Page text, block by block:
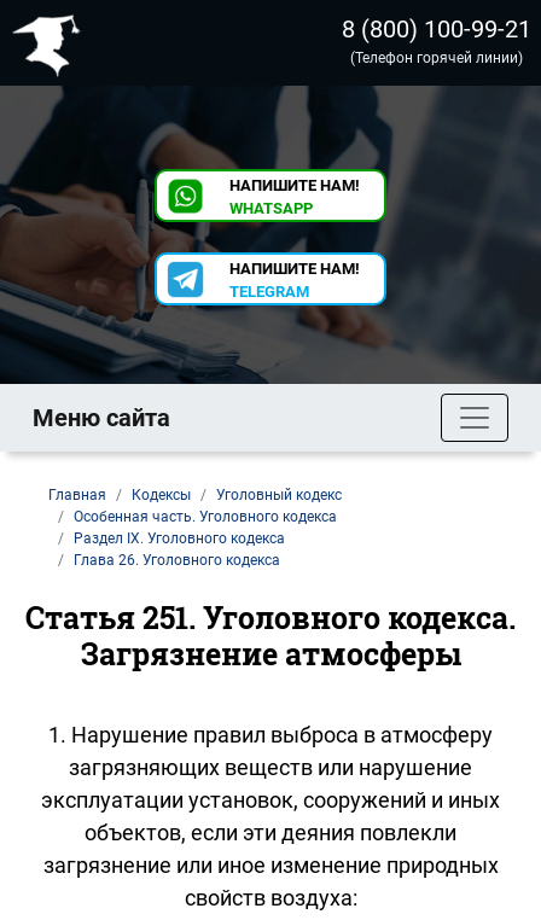
8 (800) 100-99-21
(Телефон горячей линии)
НАПИШИТЕ НАМ!
WHATSAPP
НАПИШИТЕ НАМ!
TELEGRAM
Меню сайта
Главная Кодексы
Уголовный кодекс
Особенная часть. Уголовного кодекса
Раздел IX. Уголовного кодекса
Глава 26. Уголовного кодекса
Статья 251. Уголовного кодекса.
Загрязнение атмосферы
1. Нарушение правил выброса в атмосферу
загрязняющих веществ или нарушение
эксплуатации установок, сооружений и иных
объектов, если эти деяния повлекли
загрязнение или иное изменение природных
свойств воздуха: